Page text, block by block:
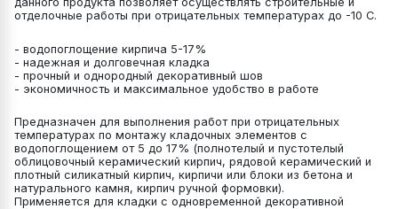
отделочные работы при отрицательных температурах до -10 С.
- водопоглощение кирпича 5-17%
- надежная и долговечная кладка
- прочный и однородный декоративный шов
- экономичность и максимальное удобство в работе
Предназначен для выполнения работ при отрицательных
температурах по монтажу кладочных элементов с
водопоглощением от 5 до 17% (полнотелый и пустотелый
облицовочный керамический кирпич, рядовой керамический и
плотный силикатный кирпич, кирпичи или блоки из бетона и
натурального камня, кирпич ручной формовки).
Применяется для кладки с одновременной декоративной